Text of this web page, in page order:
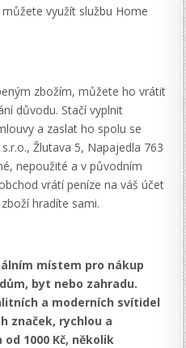
využít službu Home
zbožím, můžete ho vrátit
důvodu. Stačí vyplnit
a zaslat ho spolu se
Žlutava 5, Napajedla 763
nepoužité a v původním
vrátí peníze na váš účet
hradíte sami.
místem pro nákup
byt nebo zahradu.
a moderních svítidel
značek, rychlou a
1000 Kč, několik